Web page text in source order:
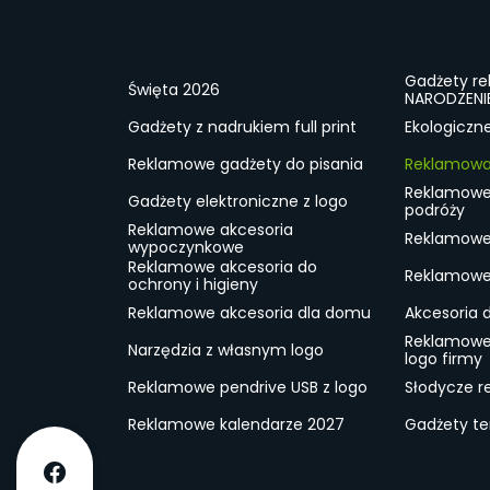
Święta 2026
Gadżety
Gadżety z nadrukiem full print
Reklamowe gadżety do pisania
Gadżety elektroniczne z logo
podróży
Reklamowe akcesoria
wypoczynkowe
Reklamowe akcesoria do
ochrony i higieny
Reklamowe akcesoria dla domu
Akcesoria
Narzędzia z własnym logo
logo firmy
Reklamowe pendrive USB z logo
Słodycze
Reklamowe kalendarze 2027
Gadżety